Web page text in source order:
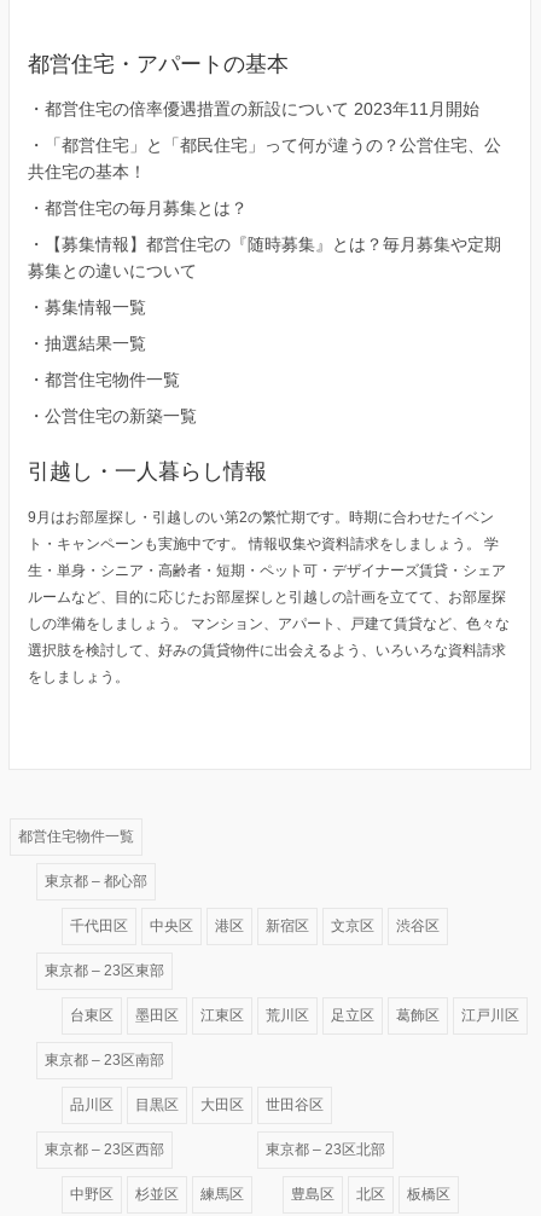
都営住宅・アパートの基本
・ 都営住宅の倍率優遇措置の新設について 2023年11月開始
・
「都営住宅」と「都民住宅」って何が違うの？公営住宅、公
共住宅の基本！
・ 都営住宅の毎月募集とは？
・
【募集情報】都営住宅の『随時募集』とは？毎月募集や定期
募集との違いについて
・ 募集情報一覧
・ 抽選結果一覧
・ 都営住宅物件一覧
・ 公営住宅の新築一覧
引越し・一人暮らし情報
9月はお部屋探し・引越しのい第2の繁忙期です。時期に合わせたイベン
ト・キャンペーンも実施中です。 情報収集や資料請求をしましょう。 学
生・単身・シニア・高齢者・短期・ペット可・デザイナーズ賃貸・シェア
ルームなど、目的に応じたお部屋探しと引越しの計画を立てて、お部屋探
しの準備をしましょう。 マンション、アパート、戸建て賃貸など、色々な
選択肢を検討して、好みの賃貸物件に出会えるよう、いろいろな資料請求
をしましょう。
都営住宅物件一覧
東京都 – 都心部
千代田区 中央区 港区 新宿区 文京区 渋谷区
東京都 – 23区東部
台東区 墨田区 江東区 荒川区 足立区 葛飾区 江戸川区
東京都 – 23区南部
品川区 目黒区 大田区 世田谷区
東京都 – 23区西部
中野区 杉並区 練馬区
東京都 – 23区北部
豊島区 北区 板橋区